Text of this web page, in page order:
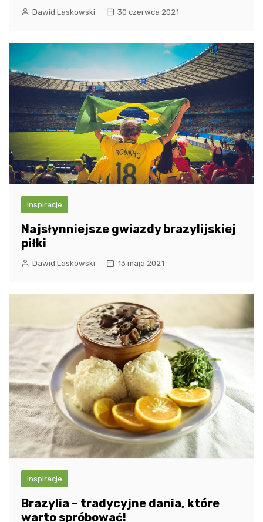
Dawid Laskowski 30 czerwca 2021
Inspiracje
Najsłynniejsze gwiazdy brazylijskiej
piłki
Dawid Laskowski 13 maja 2021
Inspiracje
Brazylia – tradycyjne dania, które
warto spróbować!